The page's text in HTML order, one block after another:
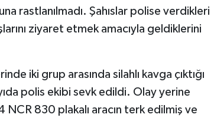
rastlanılmadı. Şahıslar polise verdikleri
ziyaret etmek amacıyla geldiklerini
iki grup arasında silahlı kavga çıktığı
polis ekibi sevk edildi. Olay yerine
NCR 830 plakalı aracın terk edilmiş ve